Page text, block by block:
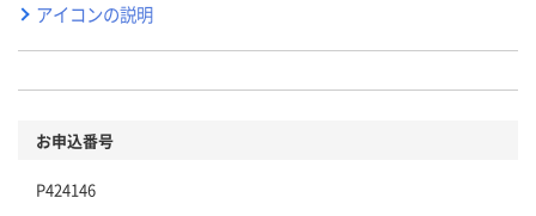
アイコンの説明
お申込番号
P424146